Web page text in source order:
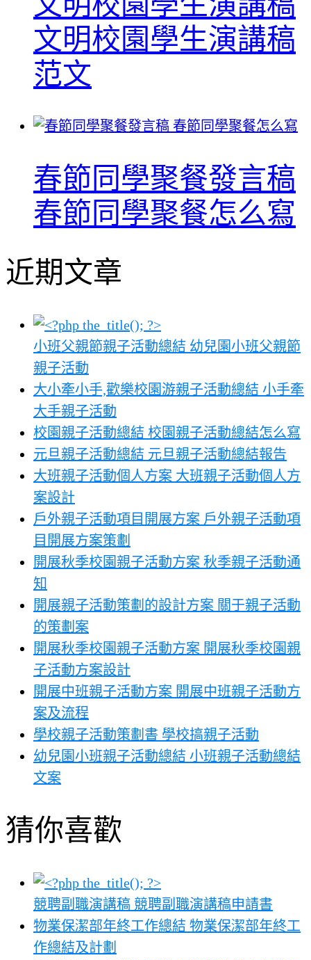
文明校園學生演講稿
范文
春節同學聚餐發言稿
春節同學聚餐怎么寫
近期文章
小班父親節親子活動總結 幼兒園小班父親節
親子活動
大小牽小手,歡樂校園游親子活動總結 小手牽
大手親子活動
校園親子活動總結 校園親子活動總結怎么寫
元旦親子活動總結 元旦親子活動總結報告
大班親子活動個人方案 大班親子活動個人方
案設計
戶外親子活動項目開展方案 戶外親子活動項
目開展方案策劃
開展秋季校園親子活動方案 秋季親子活動通
知
開展親子活動策劃的設計方案 關于親子活動
的策劃案
開展秋季校園親子活動方案 開展秋季校園親
子活動方案設計
開展中班親子活動方案 開展中班親子活動方
案及流程
學校親子活動策劃書 學校搞親子活動
幼兒園小班親子活動總結 小班親子活動總結
文案
猜你喜歡
競聘副職演講稿 競聘副職演講稿申請書
物業保潔部年終工作總結 物業保潔部年終工
作總結及計劃